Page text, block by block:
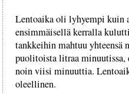
Lentoaika oli lyhyempi kuin
ensimmäisellä kerralla
tankkeihin mahtuu
puolitoista litraa minuutissa,
noin viisi minuuttia.
oleellinen.